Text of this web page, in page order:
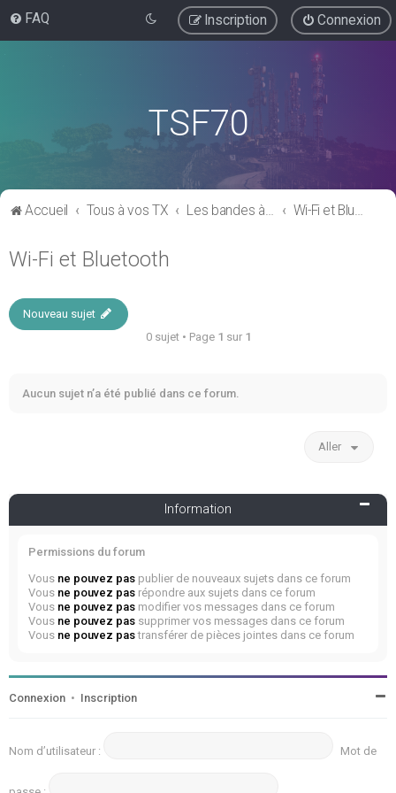
FAQ Connexion
Inscription
TSF70
Accueil Tous à vos TX Les bandes à usage "libre" Wi-Fi et Bluetooth
Wi-Fi et Bluetooth
Nouveau sujet
0 sujet • Page 1 sur 1
Aucun sujet n’a été publié dans ce forum.
Aller
Information
Permissions du forum
Vous ne pouvez pas publier de nouveaux sujets dans ce forum
Vous ne pouvez pas répondre aux sujets dans ce forum
Vous ne pouvez pas modifier vos messages dans ce forum
Vous ne pouvez pas supprimer vos messages dans ce forum
Vous ne pouvez pastransférer de pièces jointes dans ce forum
Connexion • Inscription
Nom d’utilisateur : Mot de